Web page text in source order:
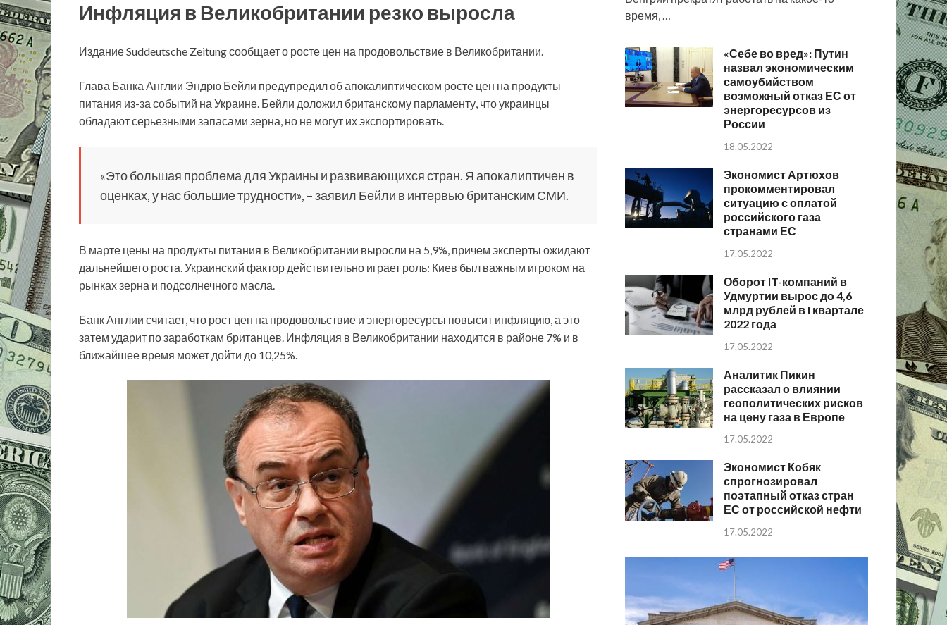
Инфляция в Великобритании резко выросла
Издание Suddeutsche Zeitung сообщает о росте цен на продовольствие в Великобритании.
Глава Банка Англии Эндрю Бейли предупредил об апокалиптическом росте цен на продукты
питания из-за событий на Украине. Бейли доложил британскому парламенту, что украинцы
обладают серьезными запасами зерна, но не могут их экспортировать.
«Это большая проблема для Украины и развивающихся стран. Я апокалиптичен в
оценках, у нас большие трудности», – заявил Бейли в интервью британским СМИ.
В марте цены на продукты питания в Великобритании выросли на 5,9%, причем эксперты ожидают
дальнейшего роста. Украинский фактор действительно играет роль: Киев был важным игроком на
рынках зерна и подсолнечного масла.
Банк Англии считает, что рост цен на продовольствие и энергоресурсы повысит инфляцию, а это
затем ударит по заработкам британцев. Инфляция в Великобритании находится в районе 7% и в
ближайшее время может дойти до 10,25%.
время, …
«Себе во вред»: Путин
назвал экономическим
самоубийством
возможный отказ ЕС от
энергоресурсов из
России
18.05.2022
Экономист Артюхов
прокомментировал
ситуацию с оплатой
российского газа
странами ЕС
17.05.2022
Оборот IT-компаний в
Удмуртии вырос до 4,6
млрд рублей в I квартале
2022 года
17.05.2022
Аналитик Пикин
рассказал о влиянии
геополитических рисков
на цену газа в Европе
17.05.2022
Экономист Кобяк
спрогнозировал
поэтапный отказ стран
ЕС от российской нефти
17.05.2022